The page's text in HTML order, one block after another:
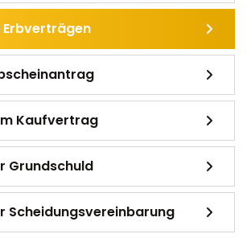
Erbverträgen
Kaufvertrag
Grundschuld
Scheidungsvereinbarung